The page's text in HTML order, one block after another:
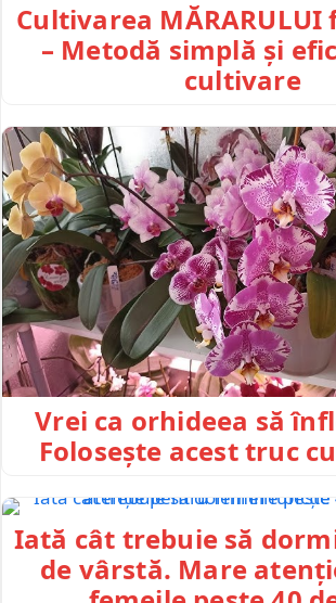
Cultivarea
– Metodă simplă și
cultivare
Vrei ca orhideea să
Folosește acest truc
Iată cât trebuie să
de vârstă. Mare